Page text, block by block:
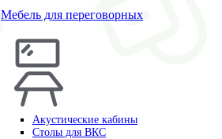
Мебель для переговорных
Акустические кабины
Столы для ВКС